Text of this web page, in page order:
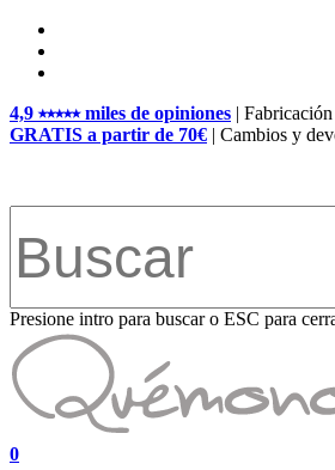
Skip
main
4,9 ⭑⭑⭑⭑⭑ miles de opiniones |
GRATIS a partir de 70€ | Cambios y
Presione intro para buscar o ESC para
Close
Search
search
account
0